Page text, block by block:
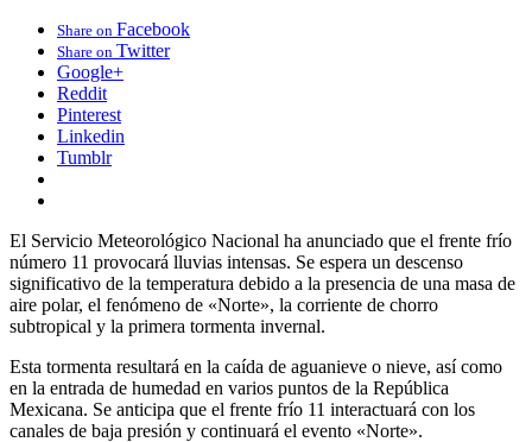
Share on Facebook
Share on Twitter
Google+
Reddit
Pinterest
Linkedin
Tumblr
El Servicio Meteorológico Nacional ha anunciado que el frente frío
número 11 provocará lluvias intensas. Se espera un descenso
significativo de la temperatura debido a la presencia de una masa de
aire polar, el fenómeno de «Norte», la corriente de chorro
subtropical y la primera tormenta invernal.
Esta tormenta resultará en la caída de aguanieve o nieve, así como
en la entrada de humedad en varios puntos de la República
Mexicana. Se anticipa que el frente frío 11 interactuará con los
canales de baja presión y continuará el evento «Norte».